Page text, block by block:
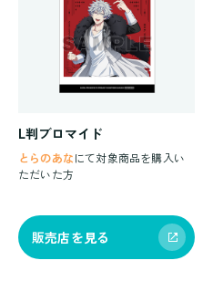
L判ブロマイド
とらのあな にて対象商品を購入い
ただいた方
販売店を見る